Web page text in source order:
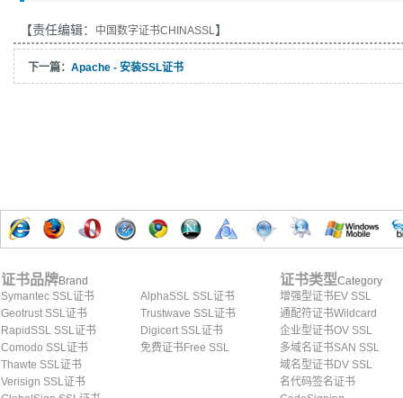
【责任编辑： 中国数字证书CHINASSL】
下一篇： Apache - 安装SSL证书
证书品牌Brand
Symantec SSL证书
Geotrust SSL证书
RapidSSL SSL证书
Comodo SSL证书
Thawte SSL证书
Verisign SSL证书
AlphaSSL SSL证书
Trustwave SSL证书
Digicert SSL证书
免费证书Free SSL
证书类型Category
增强型证书EV SSL
通配符证书Wildcard
企业型证书OV SSL
多域名证书SAN SSL
域名型证书DV SSL
名代码签名证书